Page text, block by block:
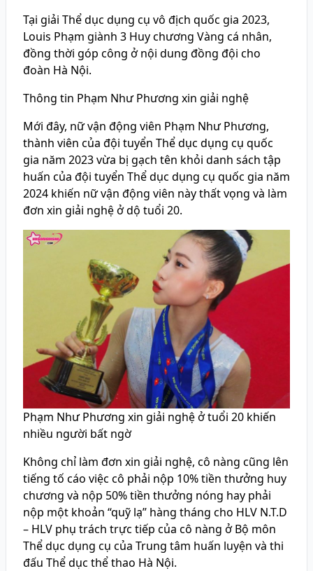
Tại giải Thể dục dụng cụ vô địch quốc gia 2023,
Louis Phạm giành 3 Huy chương Vàng cá nhân,
đồng thời góp công ở nội dung đồng đội cho
đoàn Hà Nội.
Thông tin Phạm Như Phương xin giải nghệ
Mới đây, nữ vận động viên Phạm Như Phương,
thành viên của đội tuyển Thể dục dụng cụ quốc
gia năm 2023 vừa bị gạch tên khỏi danh sách tập
huấn của đội tuyển Thể dục dụng cụ quốc gia năm
2024 khiến nữ vận động viên này thất vọng và làm
đơn xin giải nghệ ở dộ tuổi 20.
Phạm Như Phương xin giải nghệ ở tuổi 20 khiến
nhiều người bất ngờ
Không chỉ làm đơn xin giải nghệ, cô nàng cũng lên
tiếng tố cáo việc cô phải nộp 10% tiền thưởng huy
chương và nộp 50% tiền thưởng nóng hay phải
nộp một khoản “quỹ lạ” hàng tháng cho HLV N.T.D
– HLV phụ trách trực tiếp của cô nàng ở Bộ môn
Thể dục dụng cụ của Trung tâm huấn luyện và thi
đấu Thể dục thể thao Hà Nội.